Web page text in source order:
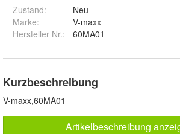
Zustand:
Neu
Marke:
V-maxx
Hersteller Nr.:
60MA01
Kurzbeschreibung
V-maxx,60MA01
Artikelbeschreibung